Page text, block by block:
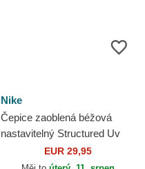
Nike
Čepice zaoblená béžová
nastavitelný Structured Uv
Poly Ripstop Oakland
Athletics MLB Nike
EUR 29,95